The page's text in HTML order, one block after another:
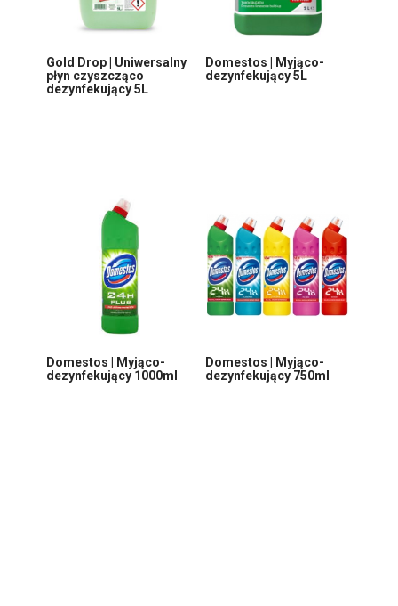
Gold Drop | Uniwersalny
płyn czyszcząco
dezynfekujący 5L
Domestos | Myjąco-
dezynfekujący 5L
Domestos | Myjąco-
dezynfekujący 1000ml
Domestos | Myjąco-
dezynfekujący 750ml